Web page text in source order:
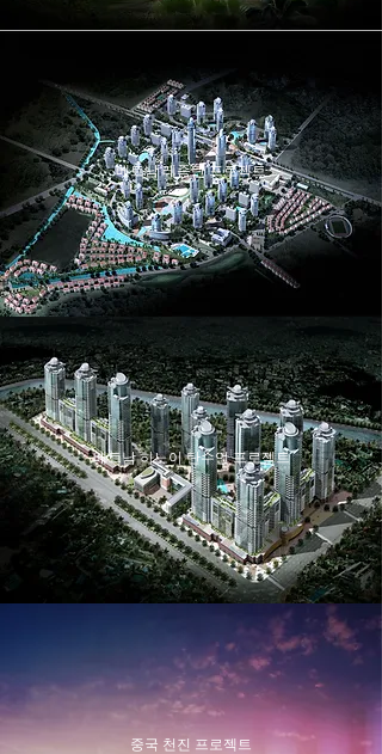
베트남 레종탄 프로젝트
베트남 하노이 탄수언 프로젝트
중국 천진 프로젝트